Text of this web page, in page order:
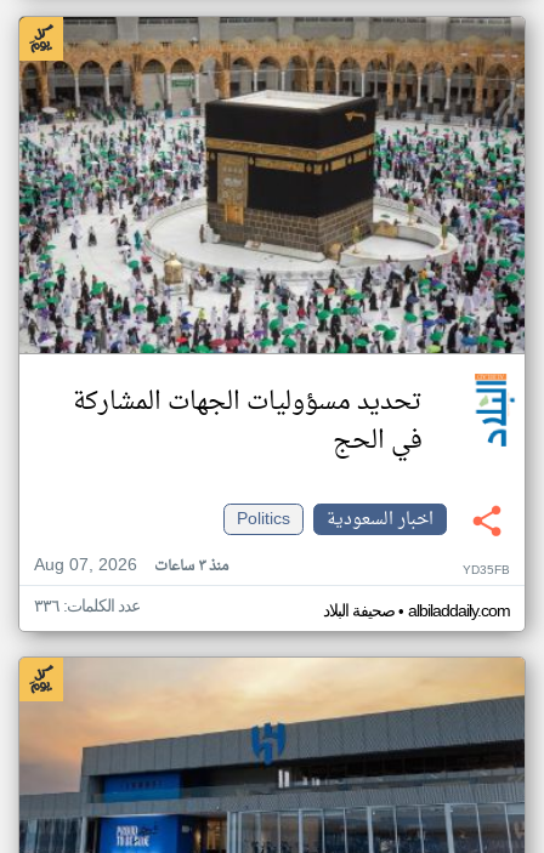
تحديد مسؤوليات الجهات المشاركة
في الحج
اخبار السعودية
Politics
Aug 07, 2026
منذ ٣ ساعات YD35FB
صحيفة البلاد• albiladdaily.com عدد الكلمات: ٣٣٦